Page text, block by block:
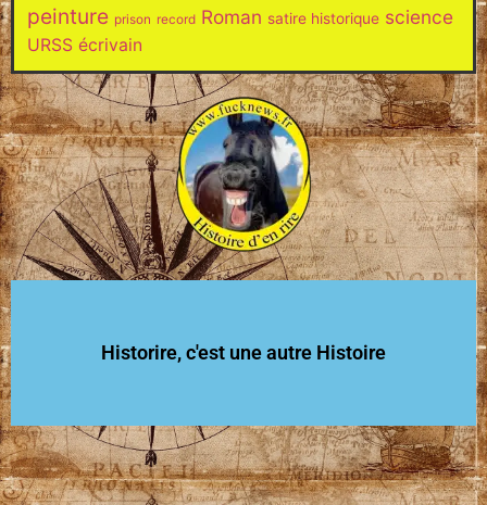
peinture prison record Roman satire historique science
URSS écrivain
Historire, c'est une autre Histoire